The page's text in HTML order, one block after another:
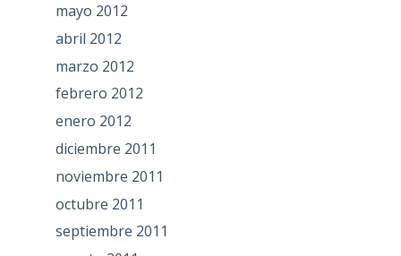
mayo 2012
abril 2012
marzo 2012
febrero 2012
enero 2012
diciembre 2011
noviembre 2011
octubre 2011
septiembre 2011